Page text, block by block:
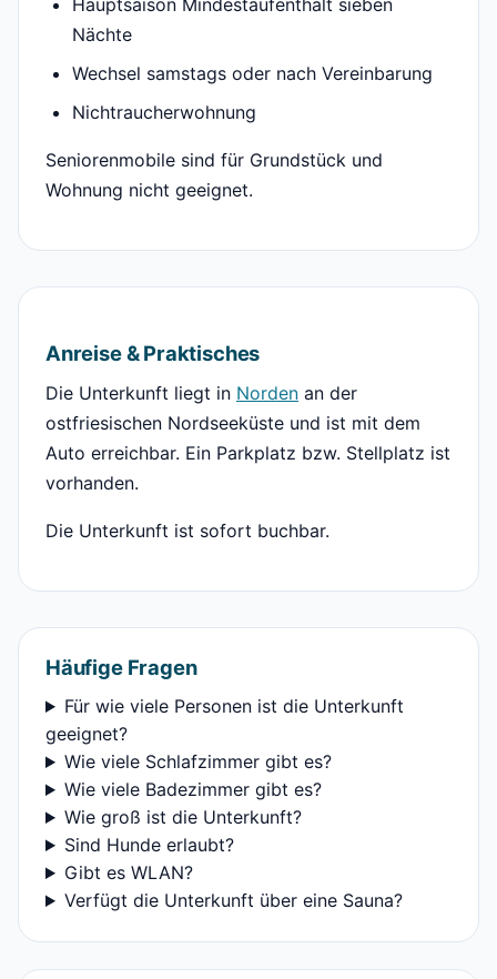
Hauptsaison Mindestaufenthalt sieben
Nächte
Wechsel samstags oder nach Vereinbarung
Nichtraucherwohnung
Seniorenmobile sind für Grundstück und
Wohnung nicht geeignet.
Anreise & Praktisches
Die Unterkunft liegt in Norden an der
ostfriesischen Nordseeküste und ist mit dem
Auto erreichbar. Ein Parkplatz bzw. Stellplatz ist
vorhanden.
Die Unterkunft ist sofort buchbar.
Häufige Fragen
Für wie viele Personen ist die Unterkunft
geeignet?
Wie viele Schlafzimmer gibt es?
Wie viele Badezimmer gibt es?
Wie groß ist die Unterkunft?
Sind Hunde erlaubt?
Gibt es WLAN?
Verfügt die Unterkunft über eine Sauna?